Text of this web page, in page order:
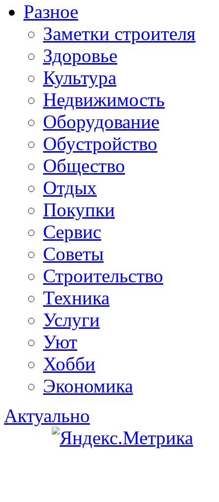
Разное
Заметки строителя
Здоровье
Культура
Недвижимость
Оборудование
Обустройство
Общество
Отдых
Покупки
Сервис
Советы
Строительство
Техника
Услуги
Уют
Хобби
Экономика
Актуально